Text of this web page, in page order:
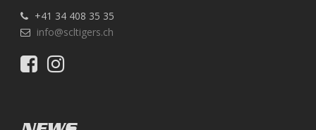
+41 34 408 35 35
info@scltigers.ch